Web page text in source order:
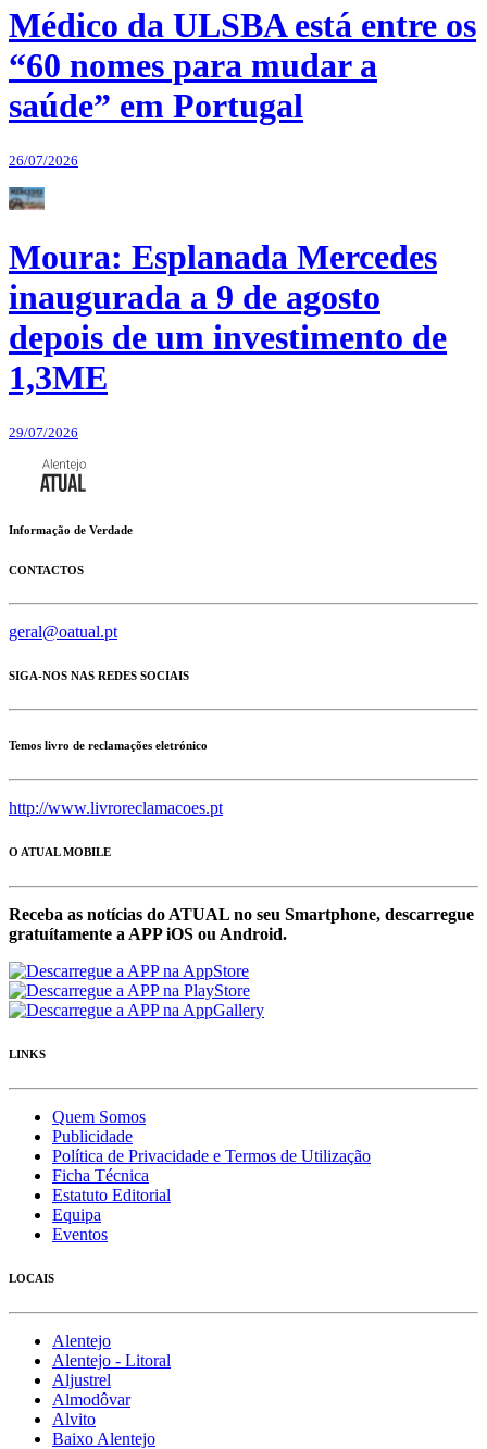
Médico da ULSBA está entre os
“60 nomes para mudar a
saúde” em Portugal
26/07/2026
Moura: Esplanada Mercedes
inaugurada a 9 de agosto
depois de um investimento de
1,3ME
29/07/2026
Informação de Verdade
CONTACTOS
geral@oatual.pt
SIGA-NOS NAS REDES SOCIAIS
Temos livro de reclamações eletrónico
http://www.livroreclamacoes.pt
O ATUAL MOBILE
Receba as notícias do ATUAL no seu Smartphone, descarregue
gratuítamente a APP iOS ou Android.
LINKS
Quem Somos
Publicidade
Política de Privacidade e Termos de Utilização
Ficha Técnica
Estatuto Editorial
Equipa
Eventos
LOCAIS
Alentejo
Alentejo - Litoral
Aljustrel
Almodôvar
Alvito
Baixo Alentejo